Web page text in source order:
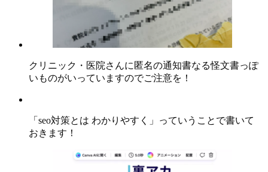
クリニック・医院さんに匿名の通知書なる怪文書っぽ
いものがいっていますのでご注意を！
「seo対策とは わかりやすく」っていうことで書いて
おきます！